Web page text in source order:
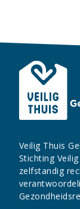
Veilig Thuis
Stichting
zelfstandig